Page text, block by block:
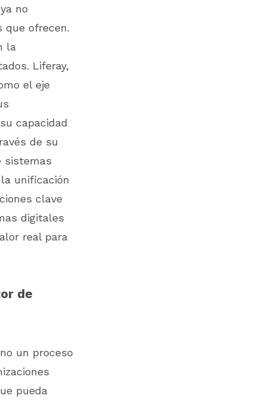
no
que ofrecen.
la
Liferay,
el eje
capacidad
de su
sistemas
unificación
clave
digitales
real para
de
un proceso
pueda